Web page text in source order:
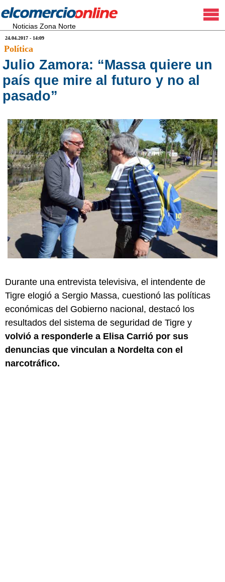
Noticias Zona Norte
24.04.2017 - 14:09
Política
Julio Zamora: “Massa quiere un
país que mire al futuro y no al
pasado”
Durante una entrevista televisiva, el intendente de
Tigre elogió a Sergio Massa, cuestionó las políticas
económicas del Gobierno nacional, destacó los
resultados del sistema de seguridad de Tigre y
volvió a responderle a Elisa Carrió por sus
denuncias que vinculan a Nordelta con el
narcotráfico.